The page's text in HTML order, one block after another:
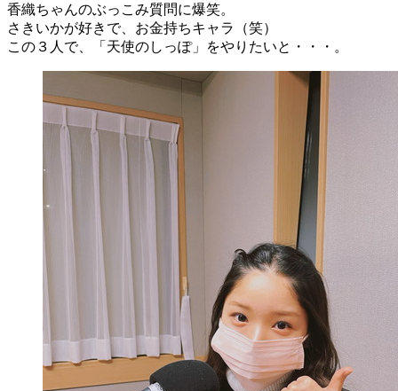
香織ちゃんのぶっこみ質問に爆笑。
さきいかが好きで、お金持ちキャラ（笑）
この３人で、「天使のしっぽ」をやりたいと・・・。